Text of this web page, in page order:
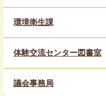
環境衛生課
体験交流センター図書室
議会事務局